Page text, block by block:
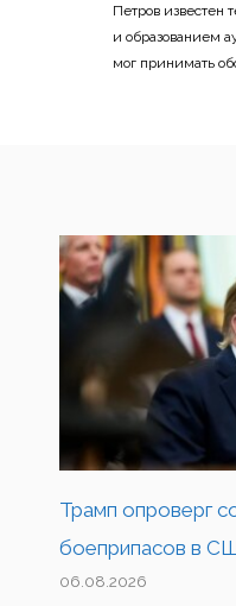
Петров известен
и образованием
мог принимать
Трамп опроверг
боеприпасов в
06.08.2026